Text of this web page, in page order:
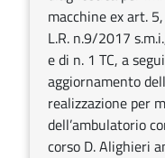
macchine ex art.
L.R. n.9/2017
e di n. 1 TC, a
aggiornamento
realizzazione per
dell’ambulatorio
corso D. Alighieri